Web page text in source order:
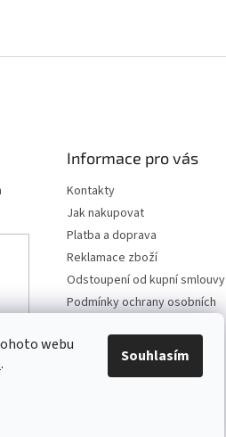
webu
. Souhlasím
Informace pro vás
Kontakty
Jak nakupovat
Platba a doprava
Reklamace zboží
Odstoupení od kupní smlouvy
Podmínky ochrany osobních
Obchodní podmínky